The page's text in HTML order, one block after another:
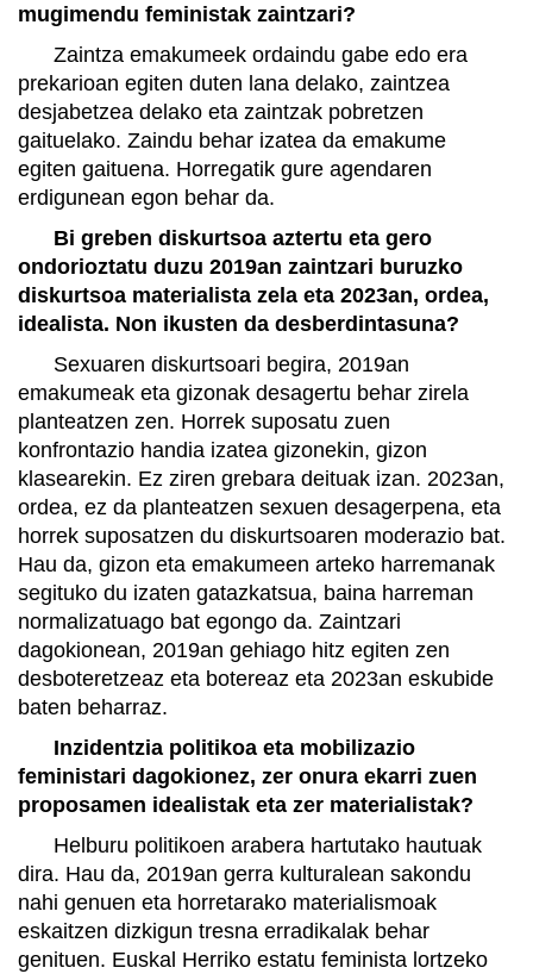
mugimendu feministak zaintzari?
Zaintza emakumeek ordaindu gabe edo era
prekarioan egiten duten lana delako, zaintzea
desjabetzea delako eta zaintzak pobretzen
gaituelako. Zaindu behar izatea da emakume
egiten gaituena. Horregatik gure agendaren
erdigunean egon behar da.
Bi greben diskurtsoa aztertu eta gero
ondorioztatu duzu 2019an zaintzari buruzko
diskurtsoa materialista zela eta 2023an, ordea,
idealista. Non ikusten da desberdintasuna?
Sexuaren diskurtsoari begira, 2019an
emakumeak eta gizonak desagertu behar zirela
planteatzen zen. Horrek suposatu zuen
konfrontazio handia izatea gizonekin, gizon
klasearekin. Ez ziren grebara deituak izan. 2023an,
ordea, ez da planteatzen sexuen desagerpena, eta
horrek suposatzen du diskurtsoaren moderazio bat.
Hau da, gizon eta emakumeen arteko harremanak
segituko du izaten gatazkatsua, baina harreman
normalizatuago bat egongo da. Zaintzari
dagokionean, 2019an gehiago hitz egiten zen
desboteretzeaz eta botereaz eta 2023an eskubide
baten beharraz.
Inzidentzia politikoa eta mobilizazio
feministari dagokionez, zer onura ekarri zuen
proposamen idealistak eta zer materialistak?
Helburu politikoen arabera hartutako hautuak
dira. Hau da, 2019an gerra kulturalean sakondu
nahi genuen eta horretarako materialismoak
eskaitzen dizkigun tresna erradikalak behar
genituen. Euskal Herriko estatu feminista lortzeko